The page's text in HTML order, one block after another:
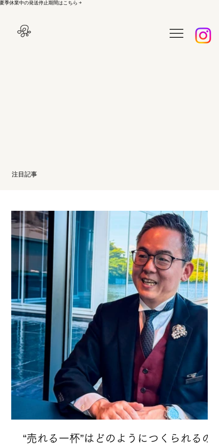
夏季休業中の発送停止期間はこちら →
注目記事
“売れる一杯”はどのようにつくられるの